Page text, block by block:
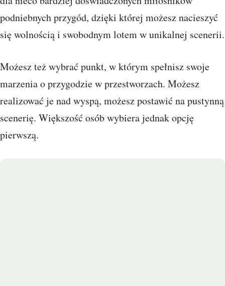
podniebnych przygód, dzięki której możesz nacieszyć
się wolnością i swobodnym lotem w unikalnej scenerii.
Możesz też wybrać punkt, w którym spełnisz swoje
marzenia o przygodzie w przestworzach. Możesz
realizować je nad wyspą, możesz postawić na pustynną
scenerię. Większość osób wybiera jednak opcję
pierwszą.